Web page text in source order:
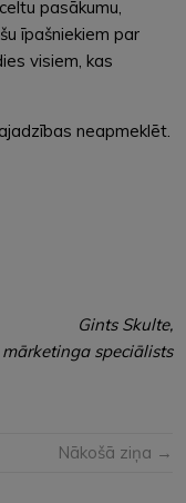
pasākumu,
īpašniekiem par
visiem, kas
neapmeklēt.
Gints Skulte,
speciālists
Nākošā ziņa →